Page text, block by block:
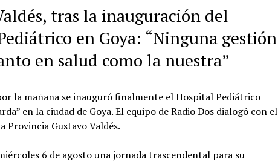
tras la inauguración del
en Goya: “Ninguna gestión
en salud como la nuestra”
la mañana se inauguró finalmente el Hospital Pediátrico
en la ciudad de Goya. El equipo de Radio Dos dialogó con el
Provincia Gustavo Valdés.
6 de agosto una jornada trascendental para su